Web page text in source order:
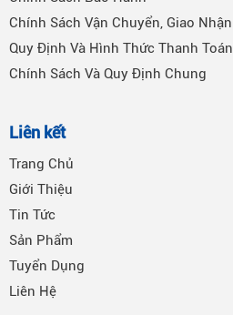
Chính Sách Vận Chuyển, Giao Nhận
Quy Định Và Hình Thức Thanh Toán
Chính Sách Và Quy Định Chung
Liên kết
Trang Chủ
Giới Thiệu
Tin Tức
Sản Phẩm
Tuyển Dụng
Liên Hệ